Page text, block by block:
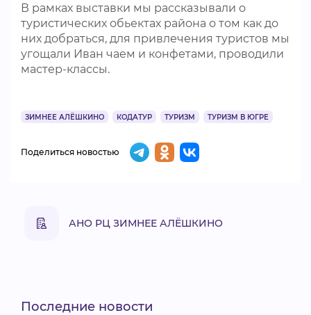
В рамках выставки мы рассказывали о
туристических обьектах района о том как до
них добраться, для привлечения туристов мы
угощали Иван чаем и конфетами, проводили
мастер-классы.
ЗИМНЕЕ АЛЁШКИНО КОДАТУР ТУРИЗМ ТУРИЗМ В ЮГРЕ
Поделиться новостью
АНО РЦ ЗИМНЕЕ АЛЁШКИНО
Последние новости